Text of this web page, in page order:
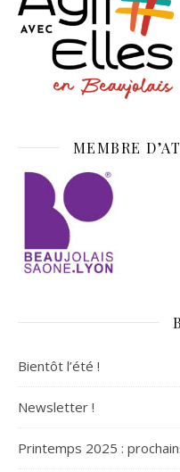
MEMBRE
Bientôt l’été !
Newsletter !
Printemps 2025 :